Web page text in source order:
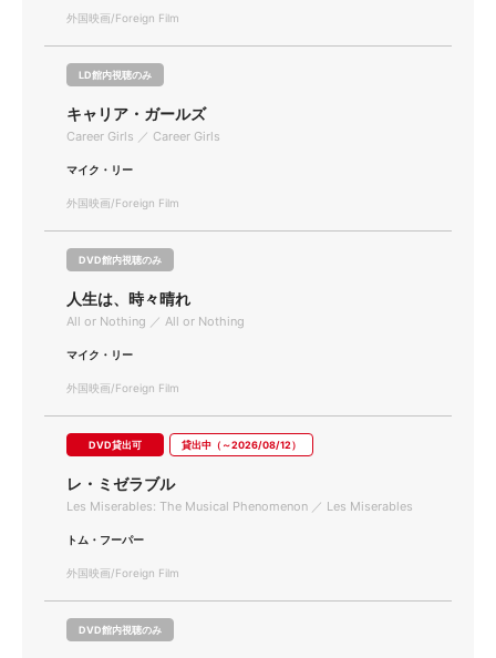
外国映画/Foreign Film
LD館内視聴のみ
キャリア・ガールズ
Career Girls ／ Career Girls
マイク・リー
外国映画/Foreign Film
DVD館内視聴のみ
人生は、時々晴れ
All or Nothing ／ All or Nothing
マイク・リー
外国映画/Foreign Film
DVD貸出可 貸出中（～2026/08/12）
レ・ミゼラブル
Les Miserables: The Musical Phenomenon ／ Les Miserables
トム・フーパー
外国映画/Foreign Film
DVD館内視聴のみ